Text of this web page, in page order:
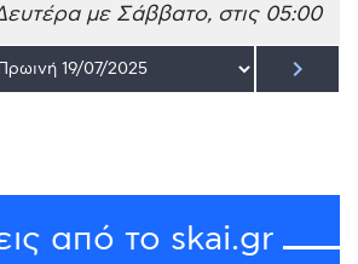
με Σάββατο, στις 05:00
keyboard_arrow_right
από το skai.gr